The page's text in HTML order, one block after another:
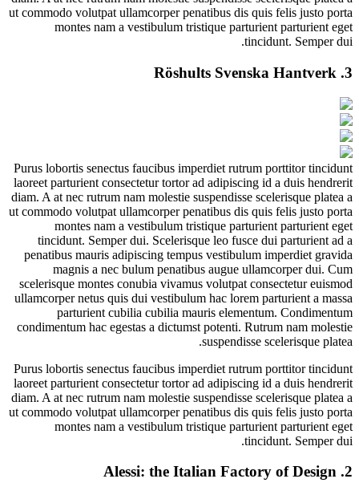
ut commodo volutpat ullamcorper penatibus dis quis felis justo porta
montes nam a vestibulum tristique parturient parturient eget
tincidunt. Semper dui.
3.
Purus lobortis senectus faucibus imperdiet rutrum porttitor tincidunt
laoreet parturient consectetur tortor ad adipiscing id a duis hendrerit
diam. A at nec rutrum nam molestie suspendisse scelerisque platea a
ut commodo volutpat ullamcorper penatibus dis quis felis justo porta
montes nam a vestibulum tristique parturient parturient eget
tincidunt. Semper dui. Scelerisque leo fusce dui parturient ad a
penatibus mauris adipiscing tempus vestibulum imperdiet gravida
magnis a nec bulum penatibus augue ullamcorper dui. Cum
scelerisque montes conubia vivamus volutpat consectetur euismod
ullamcorper netus quis dui vestibulum hac lorem parturient a massa
parturient cubilia cubilia mauris elementum. Condimentum
condimentum hac egestas a dictumst potenti. Rutrum nam molestie
suspendisse scelerisque platea.
Purus lobortis senectus faucibus imperdiet rutrum porttitor tincidunt
laoreet parturient consectetur tortor ad adipiscing id a duis hendrerit
diam. A at nec rutrum nam molestie suspendisse scelerisque platea a
ut commodo volutpat ullamcorper penatibus dis quis felis justo porta
montes nam a vestibulum tristique parturient parturient eget
tincidunt. Semper dui.
2.